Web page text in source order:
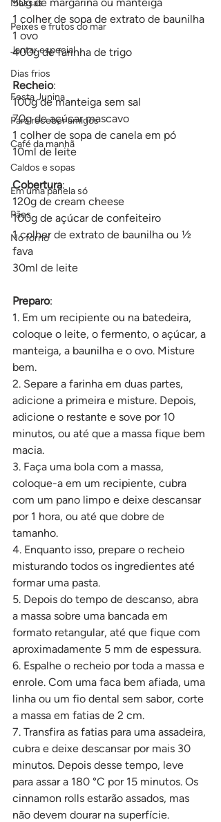
Massas
Peixes e frutos do mar
Jantar especial
Dias frios
Festa Junina
Para receber amigos
Café da manhã
Caldos e sopas
Em uma panela só
Pães
No forno
1 colher de sopa de extrato de baunilha
1 ovo
400g de farinha de trigo
Recheio:
100g de manteiga sem sal
70g de açúcar mascavo
1 colher de sopa de canela em pó
10ml de leite
Cobertura:
120g de cream cheese
100g de açúcar de confeiteiro
1 colher de extrato de baunilha ou ½
fava
30ml de leite
Preparo:
1. Em um recipiente ou na batedeira,
coloque o leite, o fermento, o açúcar, a
manteiga, a baunilha e o ovo. Misture
bem.
2. Separe a farinha em duas partes,
adicione a primeira e misture. Depois,
adicione o restante e sove por 10
minutos, ou até que a massa fique bem
macia.
3. Faça uma bola com a massa,
coloque-a em um recipiente, cubra
com um pano limpo e deixe descansar
por 1 hora, ou até que dobre de
tamanho.
4. Enquanto isso, prepare o recheio
misturando todos os ingredientes até
formar uma pasta.
5. Depois do tempo de descanso, abra
a massa sobre uma bancada em
formato retangular, até que fique com
aproximadamente 5 mm de espessura.
6. Espalhe o recheio por toda a massa e
enrole. Com uma faca bem afiada, uma
linha ou um fio dental sem sabor, corte
a massa em fatias de 2 cm.
7. Transfira as fatias para uma assadeira,
cubra e deixe descansar por mais 30
minutos. Depois desse tempo, leve
para assar a 180 °C por 15 minutos. Os
cinnamon rolls estarão assados, mas
não devem dourar na superfície.